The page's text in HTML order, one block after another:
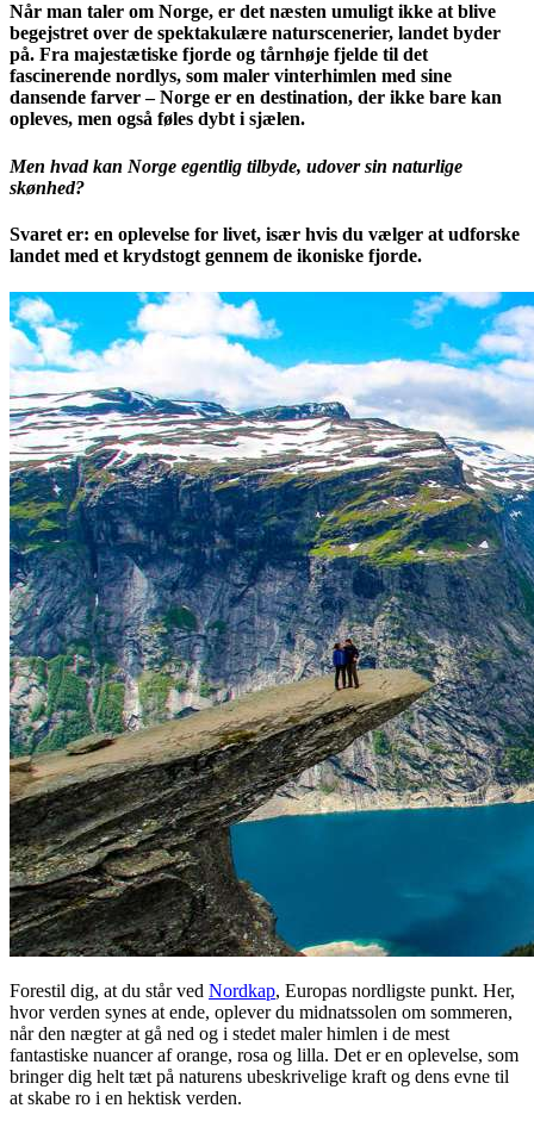
Når man taler om Norge, er det næsten umuligt ikke at blive
begejstret over de spektakulære naturscenerier, landet byder
på. Fra majestætiske fjorde og tårnhøje fjelde til det
fascinerende nordlys, som maler vinterhimlen med sine
dansende farver – Norge er en destination, der ikke bare kan
opleves, men også føles dybt i sjælen.
Men hvad kan Norge egentlig tilbyde, udover sin naturlige
skønhed?
Svaret er: en oplevelse for livet, især hvis du vælger at udforske
landet med et krydstogt gennem de ikoniske fjorde.
Forestil dig, at du står ved Nordkap, Europas nordligste punkt. Her,
hvor verden synes at ende, oplever du midnatssolen om sommeren,
når den nægter at gå ned og i stedet maler himlen i de mest
fantastiske nuancer af orange, rosa og lilla. Det er en oplevelse, som
bringer dig helt tæt på naturens ubeskrivelige kraft og dens evne til
at skabe ro i en hektisk verden.